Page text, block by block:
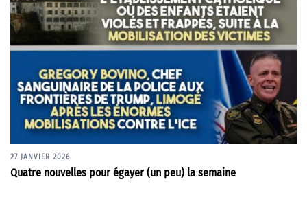
27 JANVIER 2026
Quatre nouvelles pour égayer (un peu) la semaine